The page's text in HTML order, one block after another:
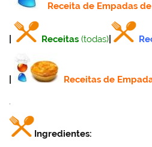
Receitade Empadas
Receitas (todas)
Receitas de
Ingredientes: